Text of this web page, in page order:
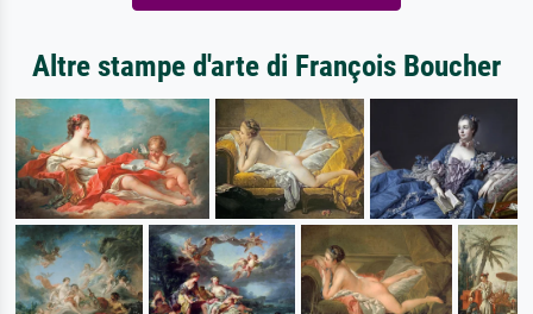
Altre stampe d'arte di François Boucher